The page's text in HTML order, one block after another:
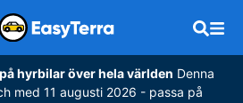
hyrbilar över hela världen Denna
med 11 augusti 2026 - passa på